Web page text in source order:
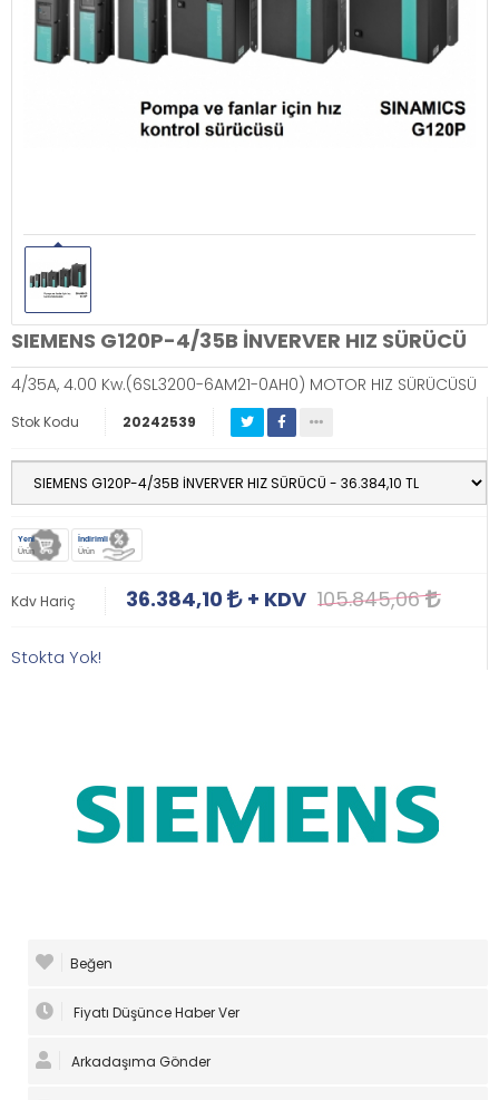
SIEMENS G120P-4/35B İNVERVER HIZ SÜRÜCÜ
4/35A, 4.00 Kw.(6SL3200-6AM21-0AH0) MOTOR HIZ SÜRÜCÜSÜ
Stok Kodu 20242539
Yeni
Ürün
İndirimli
Ürün
Kdv Hariç 36.384,10 + KDV 105.845,06
Stokta Yok!
Beğen
Fiyatı Düşünce Haber Ver
Arkadaşıma Gönder